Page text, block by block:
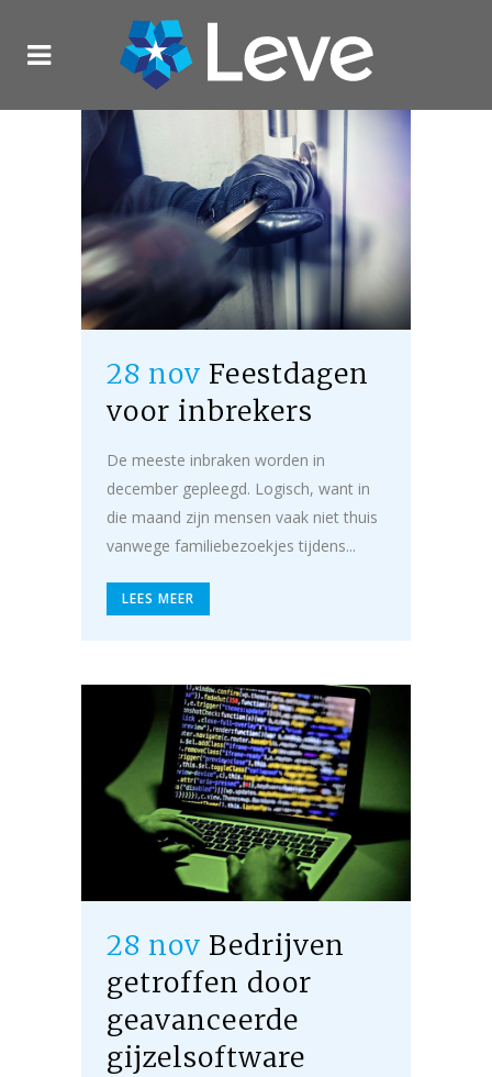
28 nov Feestdagen
voor inbrekers
De meeste inbraken worden in
december gepleegd. Logisch, want in
die maand zijn mensen vaak niet thuis
vanwege familiebezoekjes tijdens...
LEES MEER
28 nov Bedrijven
getroffen door
geavanceerde
gijzelsoftware